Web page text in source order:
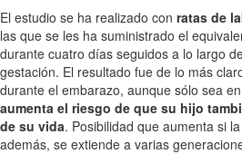
El estudio se ha realizado con ratas de
las que se les ha suministrado el
durante cuatro días seguidos a lo largo
gestación. El resultado fue de lo más
durante el embarazo, aunque sólo sea
aumenta el riesgo de que su hijo
de su vida. Posibilidad que aumenta si
además, se extiende a varias